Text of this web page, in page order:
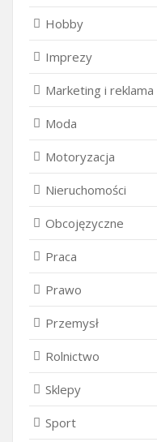
Hobby
Imprezy
Marketing i reklama
Moda
Motoryzacja
Nieruchomości
Obcojęzyczne
Praca
Prawo
Przemysł
Rolnictwo
Sklepy
Sport